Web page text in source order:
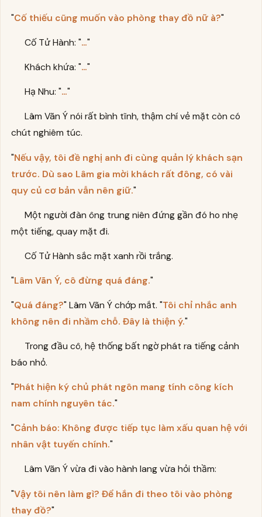
"Cố thiếu cũng muốn vào phòng thay đồ nữ à?"
Cố Tử Hành: "…"
Khách khứa: "…"
Hạ Nhu: "…"
Lâm Vãn Ý nói rất bình tĩnh, thậm chí vẻ mặt còn có
chút nghiêm túc.
"Nếu vậy, tôi đề nghị anh đi cùng quản lý khách sạn
trước. Dù sao Lâm gia mời khách rất đông, có vài
quy củ cơ bản vẫn nên giữ."
Một người đàn ông trung niên đứng gần đó ho nhẹ
một tiếng, quay mặt đi.
Cố Tử Hành sắc mặt xanh rồi trắng.
"Lâm Vãn Ý, cô đừng quá đáng."
"Quá đáng?" Lâm Vãn Ý chớp mắt. "Tôi chỉ nhắc anh
không nên đi nhầm chỗ. Đây là thiện ý."
Trong đầu cô, hệ thống bất ngờ phát ra tiếng cảnh
báo nhỏ.
"Phát hiện ký chủ phát ngôn mang tính công kích
nam chính nguyên tác."
"Cảnh báo: Không được tiếp tục làm xấu quan hệ với
nhân vật tuyến chính."
Lâm Vãn Ý vừa đi vào hành lang vừa hỏi thầm:
"Vậy tôi nên làm gì? Để hắn đi theo tôi vào phòng
thay đồ?"